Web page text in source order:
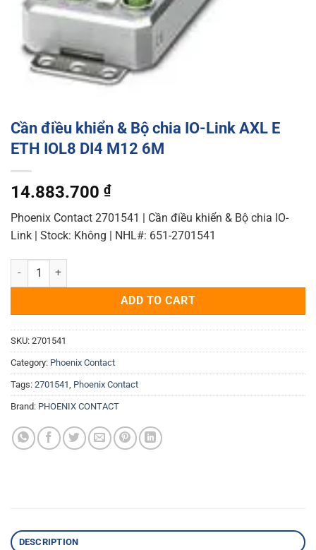
Cần điều khiển & Bộ chia IO-Link AXL E
ETH IOL8 DI4 M12 6M
14.883.700 ₫
Phoenix Contact 2701541 | Cần điều khiển & Bộ chia IO-
Link | Stock: Không | NHL#: 651-2701541
Cần điều khiển & Bộ chia IO-Link AXL E ETH IOL8 DI4 M12 6M
ADD TO CART
SKU: 2701541
Category: Phoenix Contact
Tags: 2701541 Phoenix Contact
Brand: PHOENIX CONTACT
DESCRIPTION